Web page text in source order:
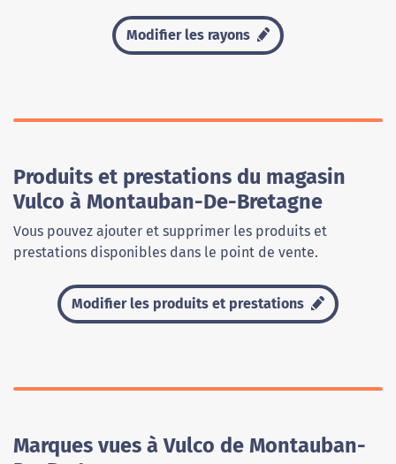
Modifier les rayons
Produits et prestations du magasin
Vulco à Montauban-De-Bretagne
Vous pouvez ajouter et supprimer les produits et
prestations disponibles dans le point de vente.
Modifier les produits et prestations
Marques vues à Vulco de Montauban-